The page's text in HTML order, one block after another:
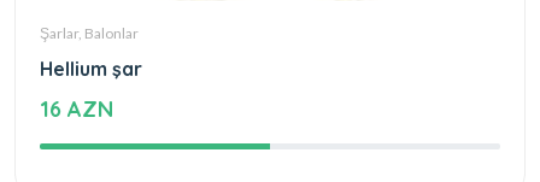
Şarlar, Balonlar
Hellium şar
16 AZN